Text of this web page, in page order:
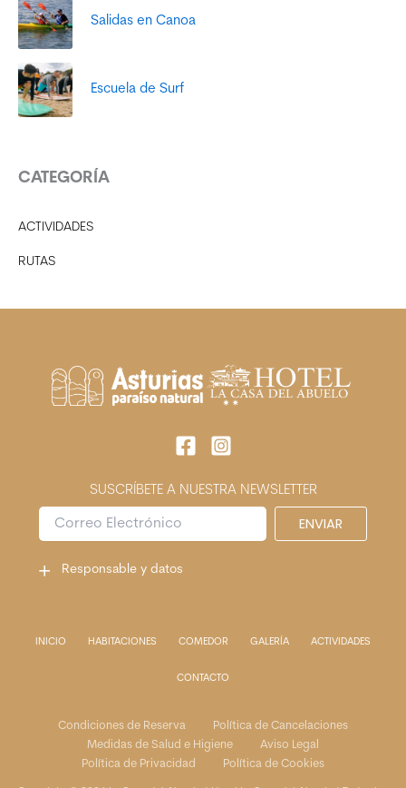
Salidas en Canoa
Escuela de Surf
CATEGORÍA
ACTIVIDADES
RUTAS
SUSCRÍBETE A NUESTRA NEWSLETTER
r
l
ó
n
i
ENVIAR
Responsable y datos
INICIO HABITACIONES COMEDOR GALERÍA ACTIVIDADES
CONTACTO
Condiciones de Reserva
Política de Cancelaciones
Medidas de Salud e Higiene
Aviso Legal
Política de Privacidad
Política de Cookies